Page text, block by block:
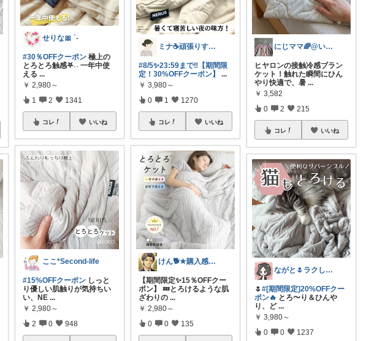
せりな🎀 ´-
#30％OFFクーポン 極上の
とろとろ触感𖤐˒˒ 一年中使
える ...
￥ 2,980～
1 2 1341
コレ いいね
ここ*Second-life
#15%OFFクーポン しっと
り優しい肌触りが気持ちい
い、NE ...
￥ 2,980～
2 0 948
ミナ☕️頑張りすぎない暮らし🏠
#8/5✨23:59まで‼️【期間限
定！30%OFFクーポン】
...
￥ 3,980～
0 1 1270
コレ いいね
けん🐕★購入感謝です★（アイコン変更）
【期間限定✨15％OFFクー
ポン】 💤とろけるような肌
ざわりの ...
￥ 2,980～
0 0 135
にじママ🌈@いつもありがとうございます
ヒヤロンの接触冷感ブラン
ケット！触れた瞬間にひん
やり快適で、暑 ...
￥ 3,582
0 2 215
コレ いいね
ながと🌷ラクしてときめく暮らし
🌷#[期間限定]20%OFFクー
ポン🔥 とろ〜り＆ひんや
り、ど ...
￥ 3,980～
0 0 1237